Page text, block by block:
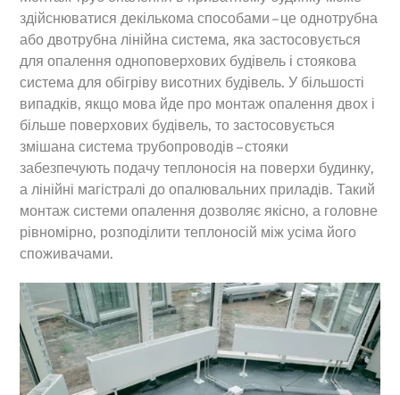
здійснюватися декількома способами – це однотрубна
або двотрубна лінійна система, яка застосовується
для опалення одноповерхових будівель і стоякова
система для обігріву висотних будівель. У більшості
випадків, якщо мова йде про монтаж опалення двох і
більше поверхових будівель, то застосовується
змішана система трубопроводів – стояки
забезпечують подачу теплоносія на поверхи будинку,
а лінійні магістралі до опалювальних приладів. Такий
монтаж системи опалення дозволяє якісно, а головне
рівномірно, розподілити теплоносій між усіма його
споживачами.